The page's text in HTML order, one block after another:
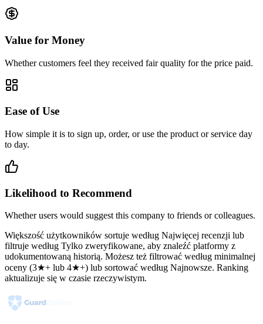
Value for Money
Whether customers feel they received fair quality for the price paid.
Ease of Use
How simple it is to sign up, order, or use the product or service day
to day.
Likelihood to Recommend
Whether users would suggest this company to friends or colleagues.
Większość użytkowników sortuje według Najwięcej recenzji lub
filtruje według Tylko zweryfikowane, aby znaleźć platformy z
udokumentowaną historią. Możesz też filtrować według minimalnej
oceny (3★+ lub 4★+) lub sortować według Najnowsze. Ranking
aktualizuje się w czasie rzeczywistym.